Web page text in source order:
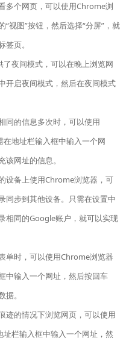
多个网页，可以使用Chrome浏
视图”按钮，然后选择“分屏”，就
页。
夜间模式，可以在晚上浏览网
开启夜间模式，然后在夜间模式
同的信息多次时，可以使用
地址栏输入框中输入一个网
网址的信息。
设备上使用Chrome浏览器，可
同步到其他设备。只需在设置中
相同的Google账户，就可以实现
单时，可以使用Chrome浏览器
中输入一个网址，然后按回车
。
迹的情况下浏览网页，可以使用
栏输入框中输入一个网址，然